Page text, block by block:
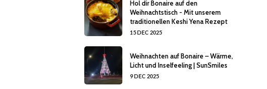
Hol dir Bonaire auf den
Weihnachtstisch - Mit unserem
traditionellen Keshi Yena Rezept
15 DEC 2025
Weihnachten auf Bonaire – Wärme,
Licht und Inselfeeling | SunSmiles
9 DEC 2025